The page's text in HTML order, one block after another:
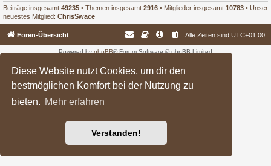
Diese Website nutzt Cookies, um dir den
bestmöglichen Komfort bei der Nutzung zu
bieten. Mehr erfahren
Verstanden!
Beiträge insgesamt 49235 • Themen insgesamt 2916 • Mitglieder insgesamt 10783 • Unser
neuestes Mitglied: ChrisSwace
Foren-Übersicht Alle Zeiten sind UTC+01:00
Powered byphpBB® Forum Software © phpBB Limited